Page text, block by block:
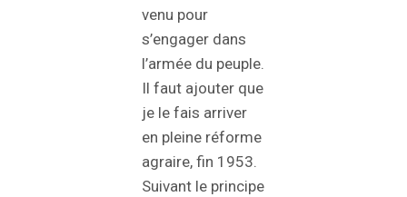
venu pour
s’engager dans
l’armée du peuple.
Il faut ajouter que
je le fais arriver
en pleine réforme
agraire, fin 1953.
Suivant le principe